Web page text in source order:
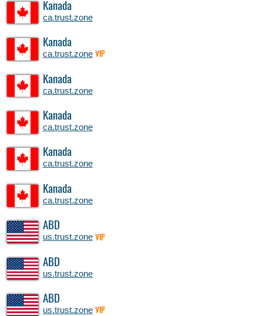
Kanada
ca.trust.zone
Kanada
ca.trust.zone VIP
Kanada
ca.trust.zone
Kanada
ca.trust.zone
Kanada
ca.trust.zone
Kanada
ca.trust.zone
ABD
us.trust.zone VIP
ABD
us.trust.zone
ABD
us.trust.zone VIP